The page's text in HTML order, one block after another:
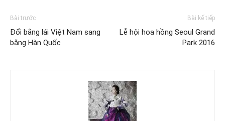
Bài trước
Đổi bằng lái Việt Nam sang
bằng Hàn Quốc
Bài kế tiếp
Lễ hội hoa hồng Seoul Grand
Park 2016